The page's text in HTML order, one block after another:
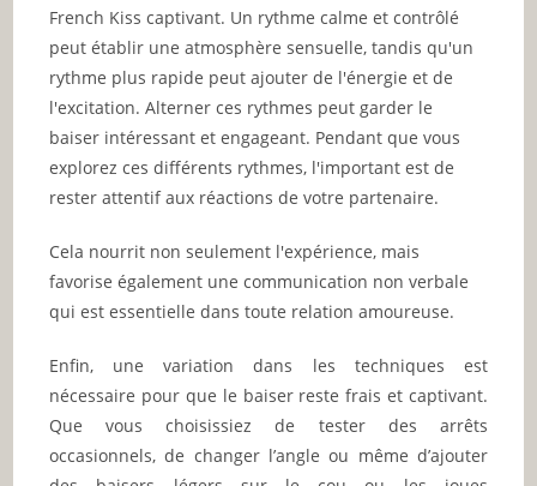
French Kiss captivant. Un rythme calme et contrôlé
peut établir une atmosphère sensuelle, tandis qu'un
rythme plus rapide peut ajouter de l'énergie et de
l'excitation. Alterner ces rythmes peut garder le
baiser intéressant et engageant. Pendant que vous
explorez ces différents rythmes, l'important est de
rester attentif aux réactions de votre partenaire.
Cela nourrit non seulement l'expérience, mais
favorise également une communication non verbale
qui est essentielle dans toute relation amoureuse.
Enfin, une variation dans les techniques est
nécessaire pour que le baiser reste frais et captivant.
Que vous choisissiez de tester des arrêts
occasionnels, de changer l’angle ou même d’ajouter